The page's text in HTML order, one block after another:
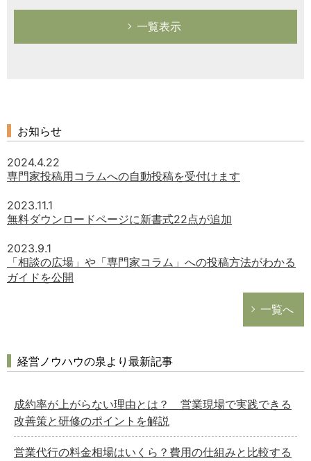
一覧表示
お知らせ
2024.4.22
専門家投稿用コラムへの自動投稿を受付けます
2023.11.1
無料ダウンロードページに新書式22点が追加
2023.9.1
「相談の広場」や「専門家コラム」への投稿方法がわかる
ガイドを公開
一覧へ
経営ノウハウの泉より最新記事
成約率が上がらない理由とは？ 営業現場で実践できる
改善策と研修のポイントを解説
営業代行の料金相場はいくら？費用の仕組みと比較する